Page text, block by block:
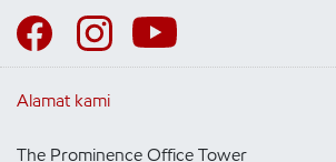
Alamat kami
The Prominence Office Tower